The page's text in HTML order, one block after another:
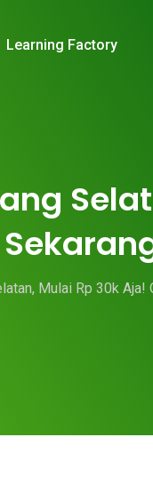
Learning Factory
Mulai Rp 30k Aja!